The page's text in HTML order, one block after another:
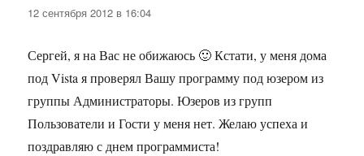
12 сентября 2012 в 16:04
Сергей, я на Вас не обижаюсь 🙂 Кстати, у меня дома
под Vista я проверял Вашу программу под юзером из
группы Администраторы. Юзеров из групп
Пользователи и Гости у меня нет. Желаю успеха и
поздравляю с днем программиста!